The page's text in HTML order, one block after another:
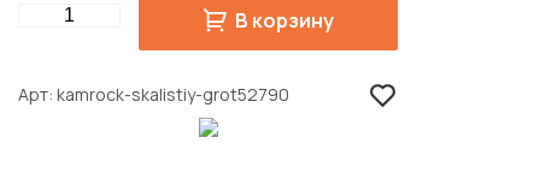
Quantity В корзину
Арт kamrock-skalistiy-grot52790